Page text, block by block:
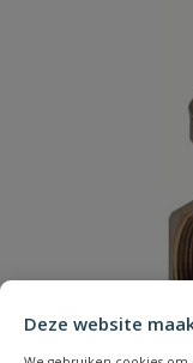
Deze website